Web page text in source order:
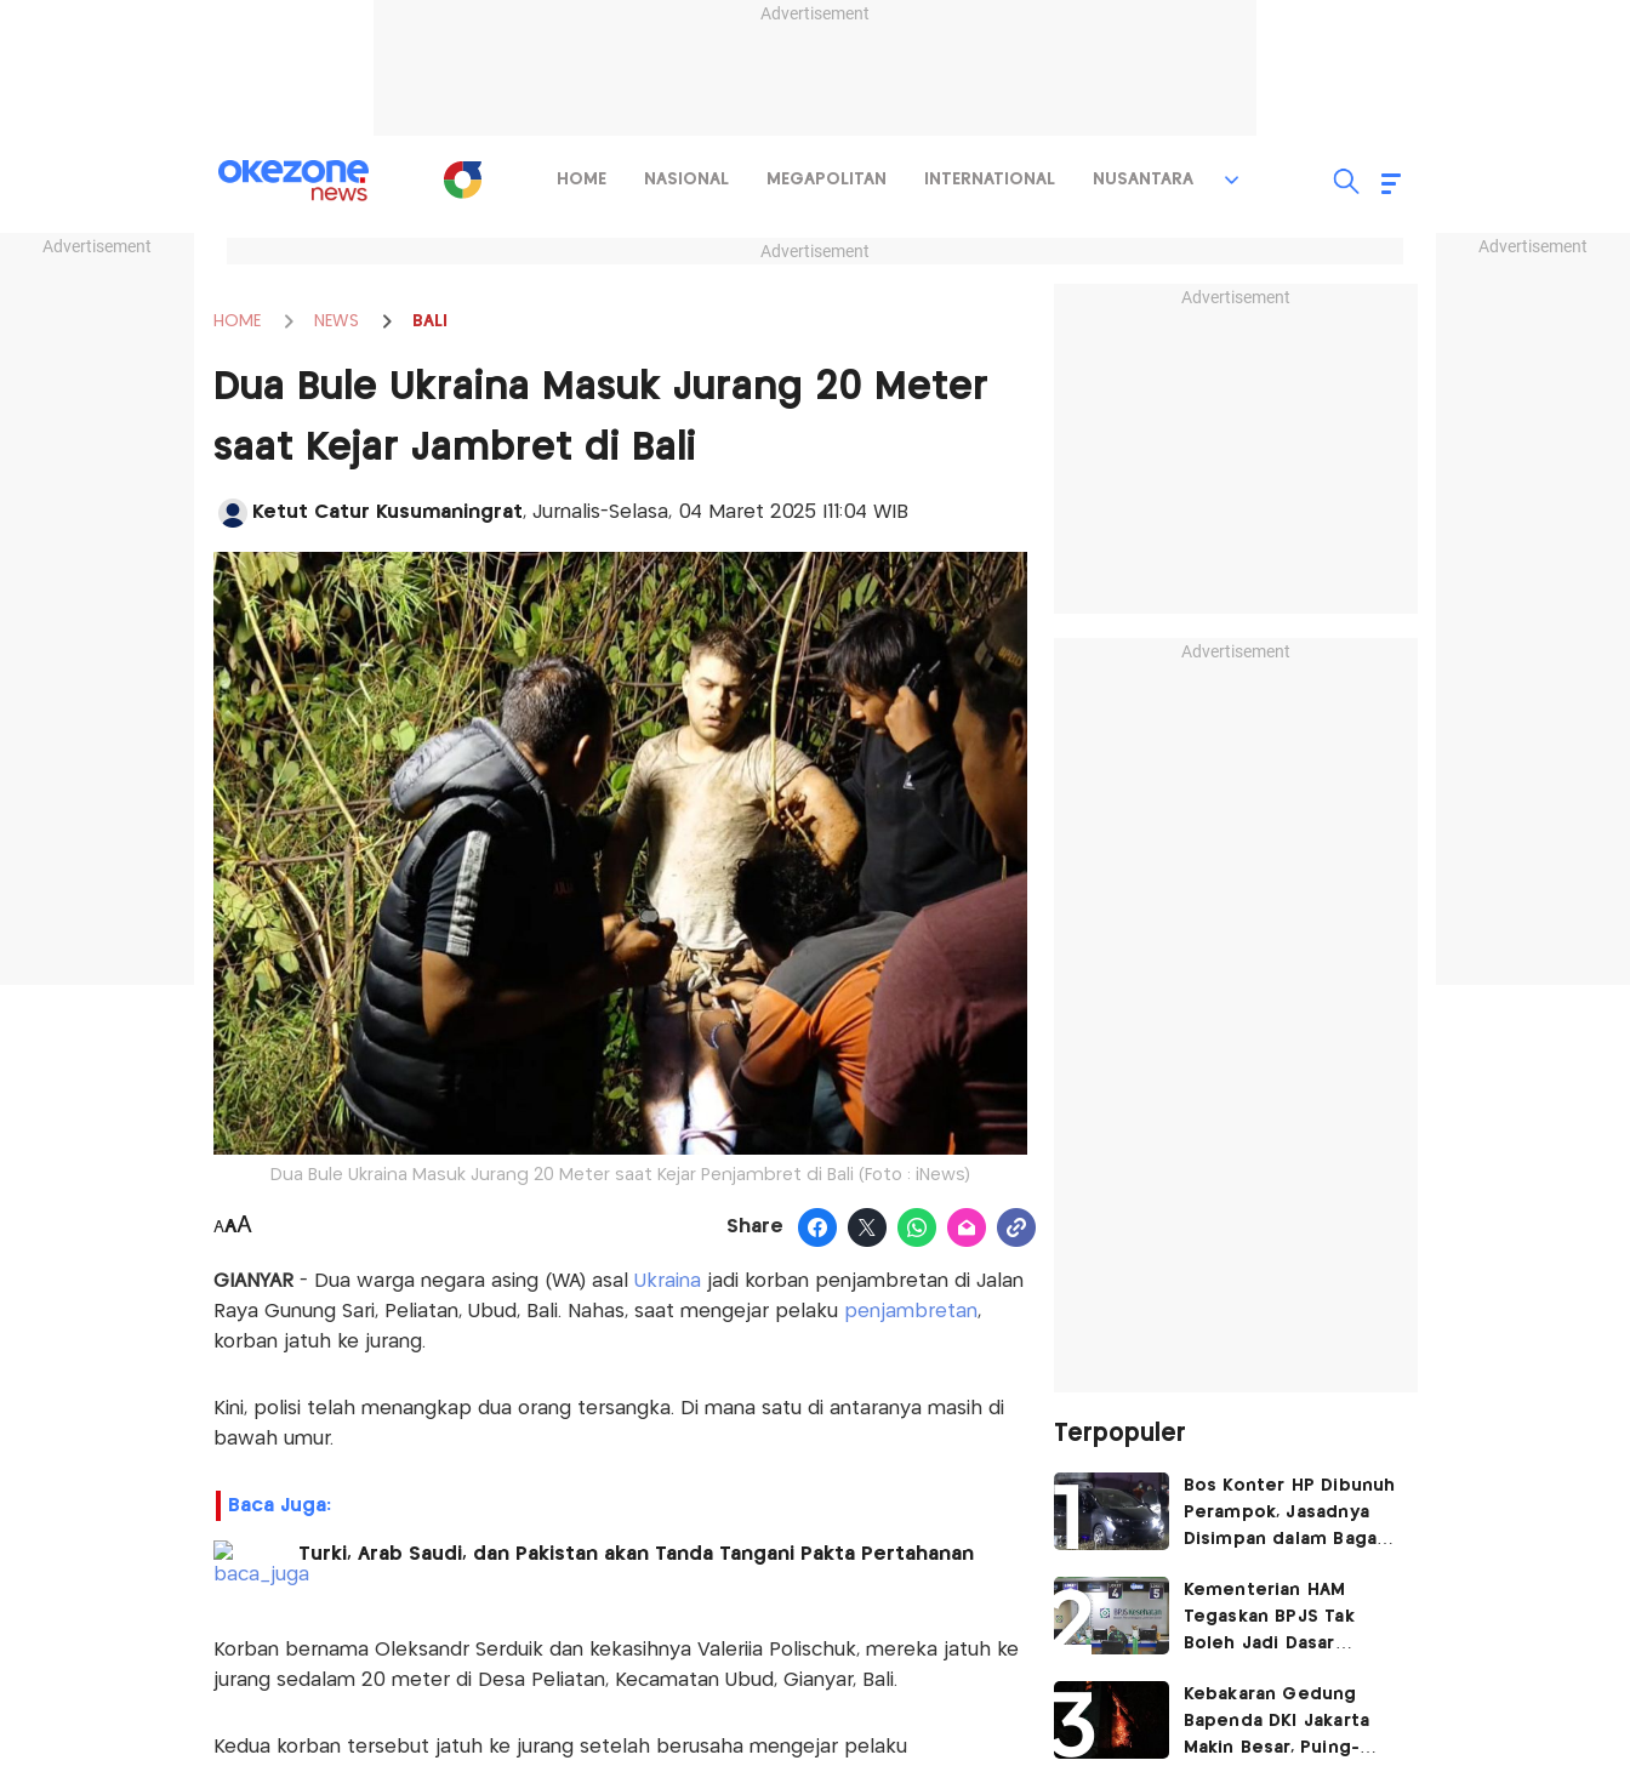
Advertisement
Advertisement Advertisement
HOME NASIONAL MEGAPOLITAN INTERNATIONAL NUSANTARA
Advertisement
HOME NEWS BALI
Dua Bule Ukraina Masuk Jurang 20 Meter
saat Kejar Jambret di Bali
Ketut Catur Kusumaningrat, Jurnalis-Selasa, 04 Maret 2025 |11:04 WIB
Dua Bule Ukraina Masuk Jurang 20 Meter saat Kejar Penjambret di Bali (Foto : iNews)
AAA Share
GIANYAR - Dua warga negara asing (WA) asal Ukraina jadi korban penjambretan di Jalan
Raya Gunung Sari, Peliatan, Ubud, Bali. Nahas, saat mengejar pelaku penjambretan,
korban jatuh ke jurang.
Kini, polisi telah menangkap dua orang tersangka. Di mana satu di antaranya masih di
bawah umur.
Baca Juga:
Turki, Arab Saudi, dan Pakistan akan Tanda Tangani Pakta Pertahanan
Korban bernama Oleksandr Serduik dan kekasihnya Valeriia Polischuk, mereka jatuh ke
jurang sedalam 20 meter di Desa Peliatan, Kecamatan Ubud, Gianyar, Bali.
Kedua korban tersebut jatuh ke jurang setelah berusaha mengejar pelaku
Advertisement
Advertisement
Terpopuler
Bos Konter HP Dibunuh
Perampok, Jasadnya
Disimpan dalam Bagasi
Kementerian HAM
Tegaskan BPJS Tak
Boleh Jadi Dasar
Layanan Kesehatan
Kebakaran Gedung
Bapenda DKI Jakarta
Makin Besar, Puing-